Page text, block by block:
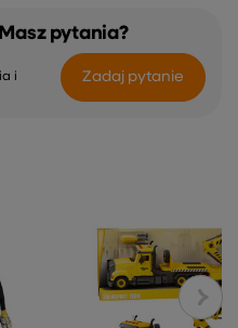
pytania?
i
Zadaj pytanie